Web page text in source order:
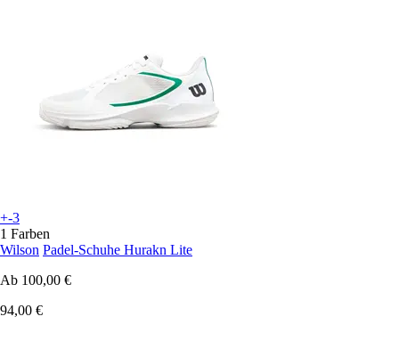
+-3
1 Farben
Wilson Padel-Schuhe Hurakn Lite
Ab 100,00 €
94,00 €